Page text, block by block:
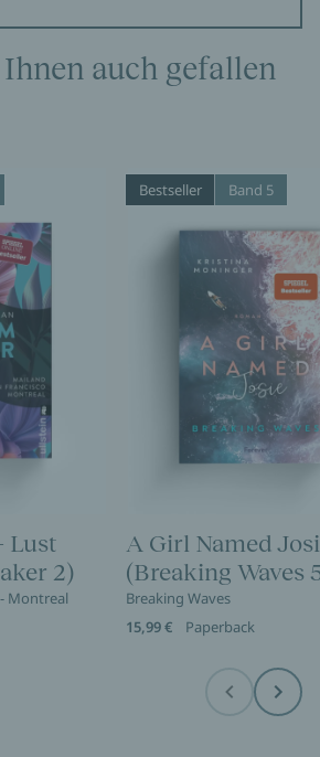
auch gefallen
Lust
2)
Montreal
Bestseller Band 5
A Girl Named
(Breaking Waves
Breaking Waves
15,99 €
Paperback
Before Next